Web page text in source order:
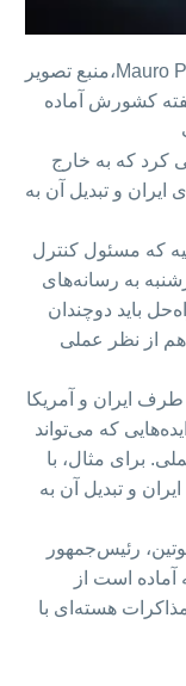
منبع تصویر،Mauro
کشورش آماده
کرد که به خارج
ایران و تبدیل آن به
که مسئول کنترل
به رسانه‌های
باید دوچندان
از نظر عملی
طرف ایران و آمریکا
که می‌تواند
برای مثال، با
و تبدیل آن به
رئیس‌جمهور
آماده است از
هسته‌ای با